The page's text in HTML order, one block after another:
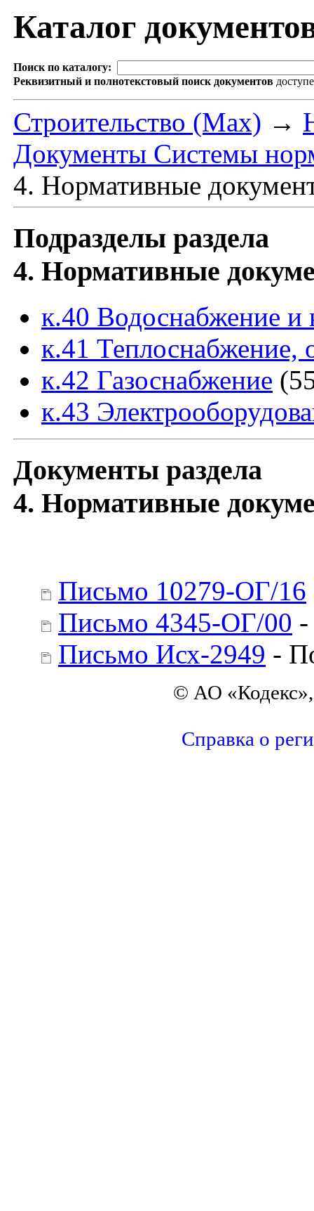
Каталог
Поиск по каталогу:
Реквизитный и полнотекстовый поиск документов
Строительство (Max) →
Документы Системы
4. Нормативные
Подразделы раздела
4. Нормативные
к.40 Водоснабжение и
к.41 Теплоснабжение,
к.42 Газоснабжение
к.43
Документы раздела
4. Нормативные
Письмо 10279-ОГ/16
Письмо 4345-ОГ/00
Письмо Исх-2949 -
© АО
Справка о